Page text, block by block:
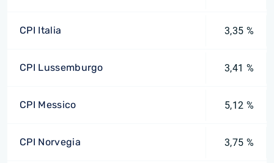
CPI Italia 3,35 %
CPI Lussemburgo 3,41 %
CPI Messico 5,12 %
CPI Norvegia 3,75 %